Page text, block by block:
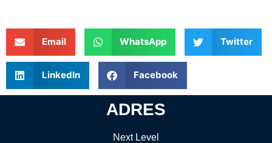
Email WhatsApp Twitter
LinkedIn Facebook
ADRES
Next Level